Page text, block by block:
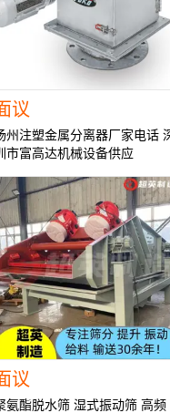
议
州注塑金属分离器厂家电话
市富高达机械设备供应
议
氨酯脱水筛 湿式振动筛 高频